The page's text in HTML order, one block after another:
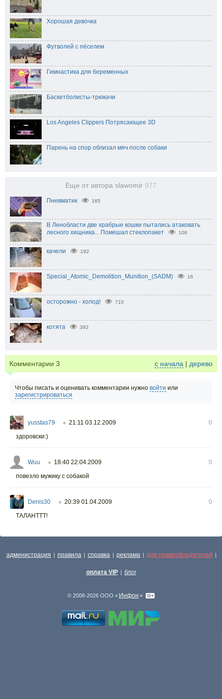
Хорошая девочка
Футволей с пёселем
Гимнастика для беременных
Баскетболисты-трюкачи
Los Angeles Clippers Потрясающее 3D
Парень на спор облизал мяч после собаки
Еще от автора slawomir 977
Пневматик 165
В Ленобласти две храбрые кошки пытались атаковать
лесного хищника... Помешал стеклопакет⁠
106
качели 192
Special_Atomic_Demolition_Munition_(SADM) 16
осторожно - холод! 710
котята 392
Комментарии 3 с начала | дерево
Чтобы писать и оценивать комментарии нужно войти или
зарегистрироваться
yusstas79 ○ 21:11 03.12.2009
0
здоровски:)
Wuu ○ 18:40 22.04.2009
0
повезло мужику с собакой
Denis30 ○ 20:39 01.04.2009
0
ТАЛАНТТТ!
администрация | правила | справка | реклама | для правообладателей |
оплата VIP | блог
© 2008-2026 ООО « Инфон »